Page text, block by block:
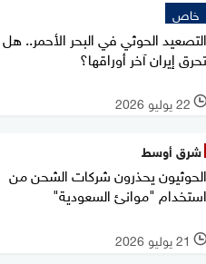
خاص
التصعيد الحوثي في البحر الأحمر.. هل
تحرق إيران آخر أوراقها؟
l 22 يوليو 2026
شرق أوسط
الحوثيون يحذرون شركات الشحن من
استخدام "موانئ السعودية"
l 21 يوليو 2026